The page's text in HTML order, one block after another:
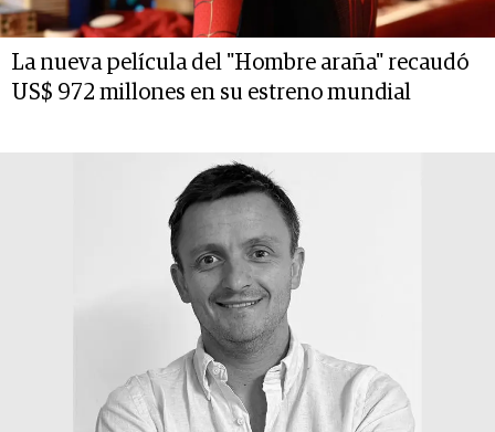
La nueva película del "Hombre araña" recaudó
US$ 972 millones en su estreno mundial